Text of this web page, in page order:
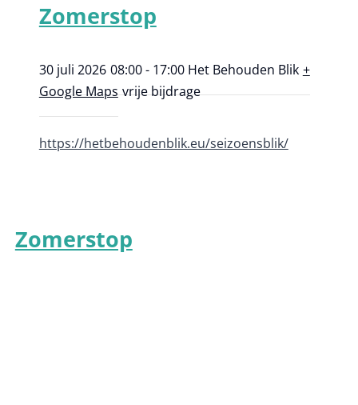
Zomerstop
30 juli 2026 08:00 - 17:00Het Behouden Blik +
Google Maps vrije bijdrage
https://hetbehoudenblik.eu/seizoensblik/
Zomerstop